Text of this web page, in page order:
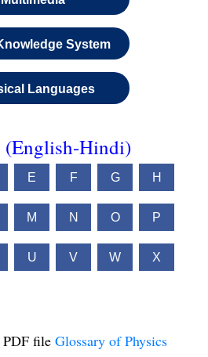
System
Languages
(English-Hindi)
E F G H
M N O P
U V W X
PDF file Glossary of Physics